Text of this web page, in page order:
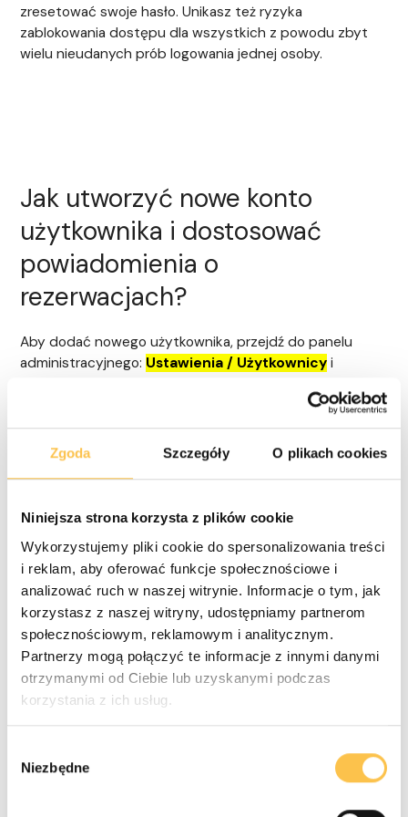
Zgoda Szczegóły O plikach cookies
Niniejsza strona korzysta z plików cookie
Wykorzystujemy pliki cookie do spersonalizowania treści
i reklam, aby oferować funkcje społecznościowe i
analizować ruch w naszej witrynie. Informacje o tym, jak
korzystasz z naszej witryny, udostępniamy partnerom
społecznościowym, reklamowym i analitycznym.
Partnerzy mogą połączyć te informacje z innymi danymi
otrzymanymi od Ciebie lub uzyskanymi podczas
korzystania z ich usług.
zgody
Niezbędne
zresetować swoje hasło. Unikasz też ryzyka
zablokowania dostępu dla wszystkich z powodu zbyt
wielu nieudanych prób logowania jednej osoby.
Jak utworzyć nowe konto
użytkownika i dostosować
powiadomienia o
rezerwacjach?
Aby dodać nowego użytkownika, przejdź do panelu
administracyjnego: Ustawienia / Użytkownicy i
Krok 1: Uzupełnij dane podstawowe
Wpisz imię, nazwisko, adres e-mail pracownika i numer
pamiętaj, aby skopiować je i przekazać mu w
bezpieczny sposób.
Krok 2: Zdefiniuj rolę i uprawnienia (Co użytkownik
może robić?)
Wybierz jedną z predefiniowanych ról:
zaufanych menedżerów.